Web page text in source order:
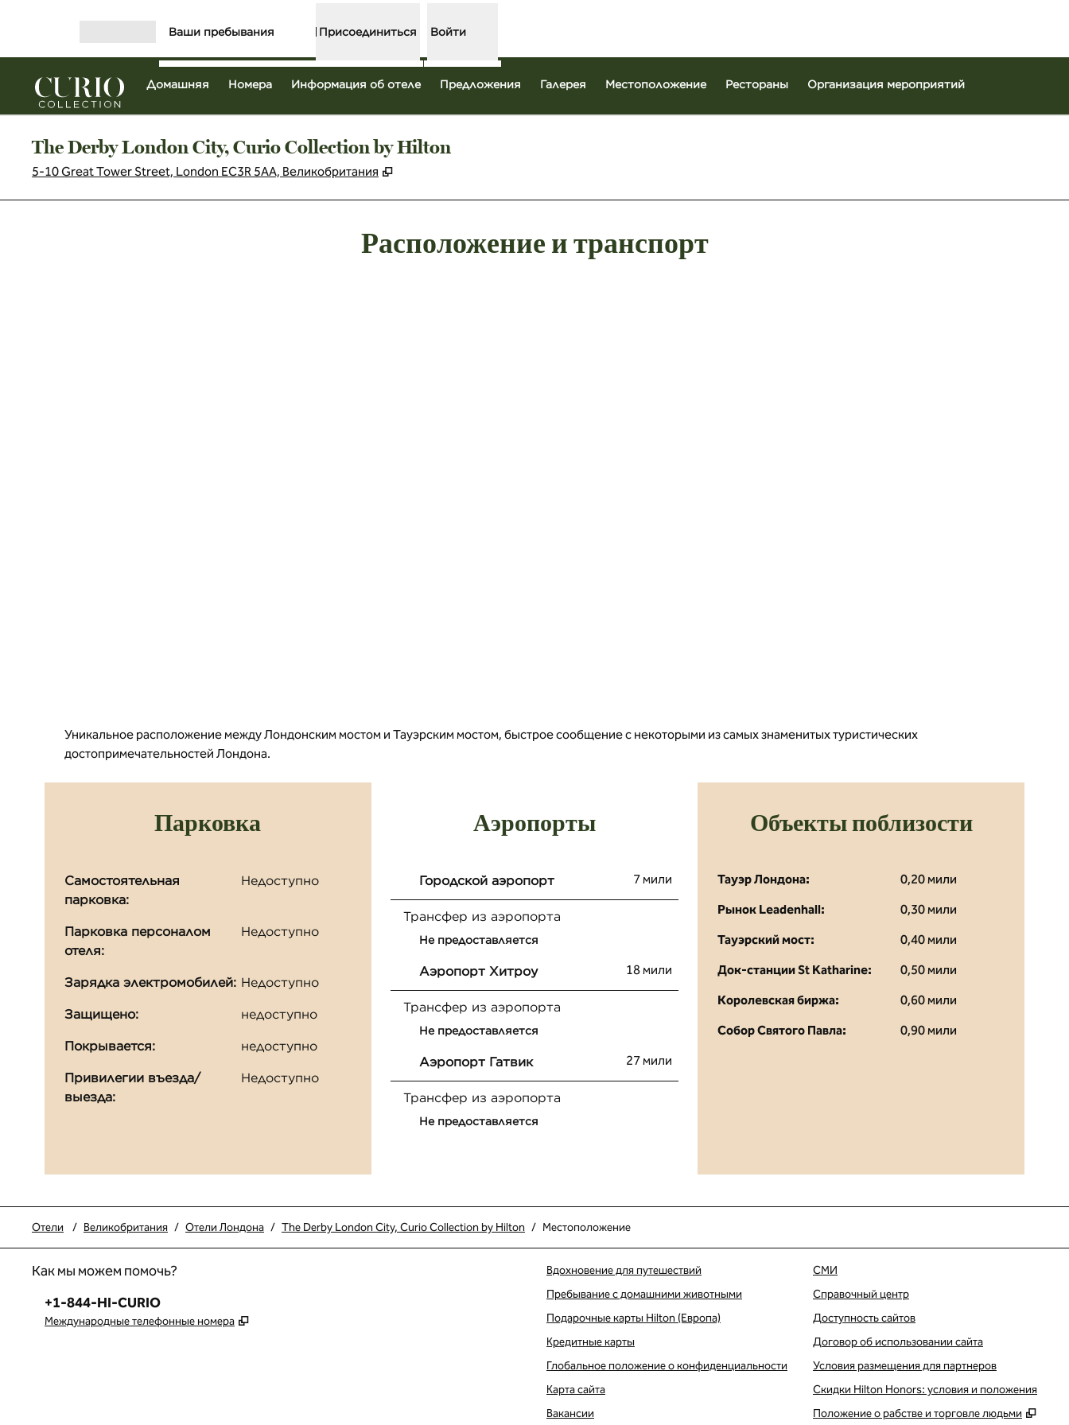
Ваши пребывания Присоединиться Войти
Домашняя Номера Информация об отеле Предложения Галерея Местоположение Рестораны Организация мероприятий
The Derby London City, Curio Collection by Hilton
5-10 Great Tower Street, London EC3R 5AA, Великобритания ,
Расположение и транспорт
Уникальное расположение между Лондонским мостом и Тауэрским мостом, быстрое сообщение с некоторыми из самых знаменитых туристических
достопримечательностей Лондона.
Парковка
Самостоятельная
парковка:
Недоступно
Парковка персоналом
отеля:
Недоступно
Зарядка электромобилей: Недоступно
Защищено:
недоступно
Покрывается:
недоступно
Привилегии въезда/
выезда:
Недоступно
Аэропорты
Городской аэропорт 7 мили
Трансфер из аэропорта
Не предоставляется
Аэропорт Хитроу 18 мили
Трансфер из аэропорта
Не предоставляется
Аэропорт Гатвик 27 мили
Трансфер из аэропорта
Не предоставляется
Объекты поблизости
Тауэр Лондона:
0,20 мили
Рынок Leadenhall:
0,30 мили
Тауэрский мост:
0,40 мили
Док-станции St Katharine:
0,50 мили
Королевская биржа:
0,60 мили
Собор Святого Павла:
0,90 мили
Отели / Великобритания / Отели Лондона / The Derby London City, Curio Collection by Hilton / Местоположение
Как мы можем помочь?
Телефон:
+1-844-HI-CURIO
Международные телефонные номера ,
Вдохновение для путешествий
Пребывание с домашними животными
Подарочные карты Hilton (Европа)
Кредитные карты
Глобальное положение о конфиденциальности
Карта сайта
Вакансии
СМИ
Справочный центр
Доступность сайтов
Договор об использовании сайта
Условия размещения для партнеров
Скидки Hilton Honors: условия и положения
Положение о рабстве и торговле людьми
,